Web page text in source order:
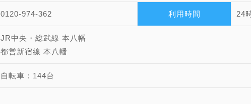
0120-974-362 利用時間 24
JR中央・総武線 本八幡
都営新宿線 本八幡
自転車：144台